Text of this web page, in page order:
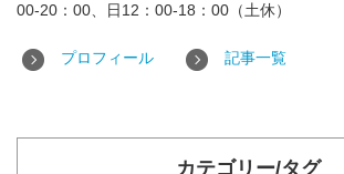
00-20：00、日12：00-18：00（土休）
プロフィール 記事一覧
カテゴリー/タグ